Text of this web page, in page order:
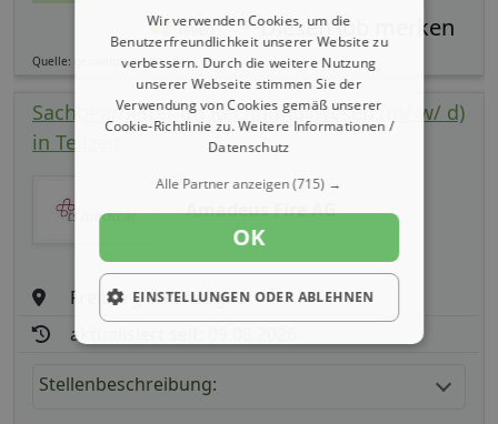
Teilen
Quelle: germanpersonnel.de
Sachbearbeiter im Rechnungswesen (m/ w/ d)
in Teilzeit
Amadeus Fire AG
Freiburg im Breisgau
aktualisiert seit: 09.08.2026
Stellenbeschreibung:
Wir verwenden Cookies, um die
Benutzerfreundlichkeit unserer Website zu
verbessern. Durch die weitere Nutzung
unserer Webseite stimmen Sie der
Verwendung von Cookies gemäß unserer
Cookie-Richtlinie zu.Weitere Informationen /
Datenschutz
Alle Partner anzeigen(715) →
OK
EINSTELLUNGEN ODER ABLEHNEN